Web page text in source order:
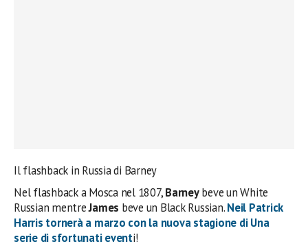
Il flashback in Russia di Barney
Nel flashback a Mosca nel 1807,Barneybeve un White
Russian mentreJames beve un Black Russian.Neil Patrick
Harris tornerà a marzo con la nuova stagione di Una
serie di sfortunati eventi!